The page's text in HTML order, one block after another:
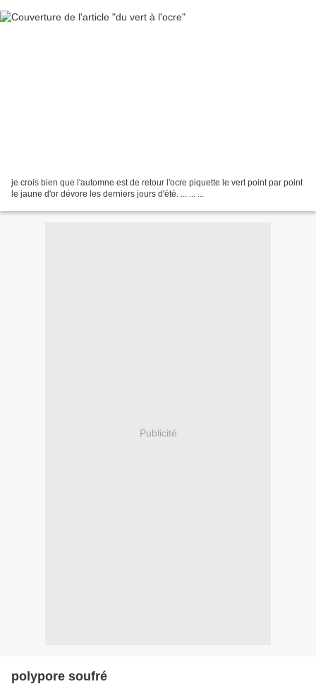
je crois bien que l'automne est de retour l'ocre piquette le vert point par point
le jaune d'or dévore les derniers jours d'été. ... ... ...
Publicité
polypore soufré